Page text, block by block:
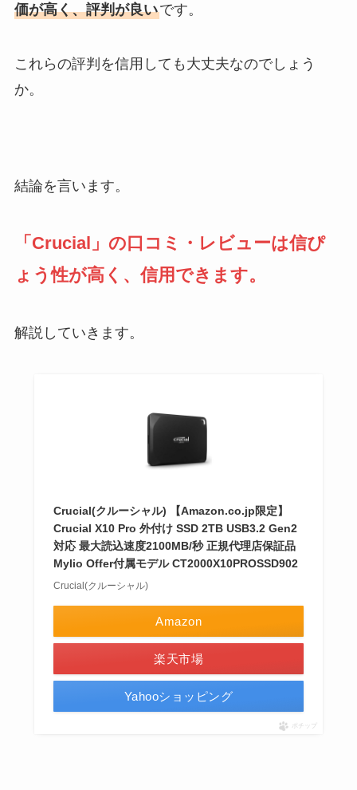
価が高く、評判が良いです。
これらの評判を信用しても大丈夫なのでしょう
か。
結論を言います。
「Crucial」の口コミ・レビューは信ぴ
ょう性が高く、信用できます。
解説していきます。
Crucial(クルーシャル) 【Amazon.co.jp限定】
Crucial X10 Pro 外付け SSD 2TB USB3.2 Gen2
対応 最大読込速度2100MB/秒 正規代理店保証品
Mylio Offer付属モデル CT2000X10PROSSD902
Crucial(クルーシャル)
Amazon
楽天市場
Yahooショッピング
ポチップ